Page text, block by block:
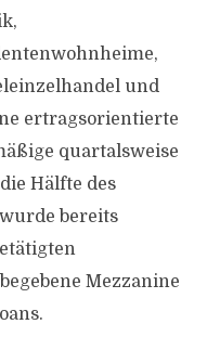
und
ertragsorientierte
quartalsweise
Hälfte des
bereits
Mezzanine